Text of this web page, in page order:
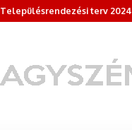
Településrendezési terv 2024